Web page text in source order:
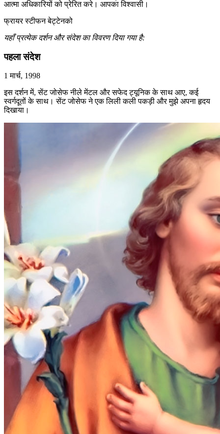
आत्मा अधिकारियों को प्रेरित करे। आपका विश्वासी।
फ्रायर स्टीफन बेट्टेनको
यहाँ प्रत्येक दर्शन और संदेश का विवरण दिया गया है:
पहला संदेश
1 मार्च, 1998
इस दर्शन में, सेंट जोसेफ नीले मेंटल और सफेद ट्यूनिक के साथ आए, कई
स्वर्गदूतों के साथ। सेंट जोसेफ ने एक लिली कली पकड़ी और मुझे अपना हृदय
दिखाया।